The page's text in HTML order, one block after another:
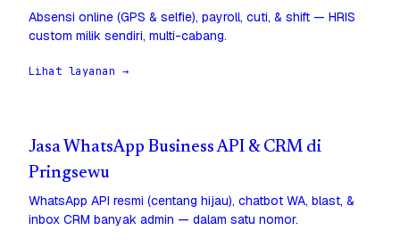
Absensi online (GPS & selfie), payroll, cuti, & shift — HRIS
custom milik sendiri, multi-cabang.
Lihat layanan →
Jasa WhatsApp Business API & CRM di
Pringsewu
WhatsApp API resmi (centang hijau), chatbot WA, blast, &
inbox CRM banyak admin — dalam satu nomor.